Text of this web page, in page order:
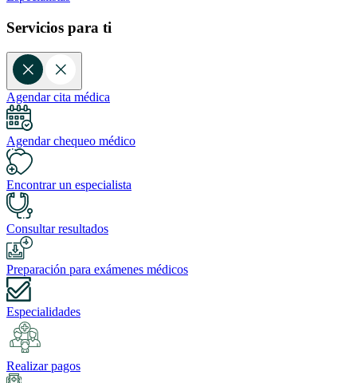
Servicios para ti
Agendar cita médica
Agendar chequeo médico
Encontrar un especialista
Consultar resultados
Preparación para exámenes médicos
Especialidades
Realizar pagos